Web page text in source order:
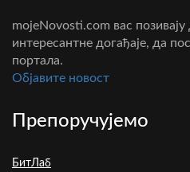
mojeNovosti.com вас позивају
интересантне догађаје, да
портала.
Oбјавите новост
Препоручујемо
БитЛаб